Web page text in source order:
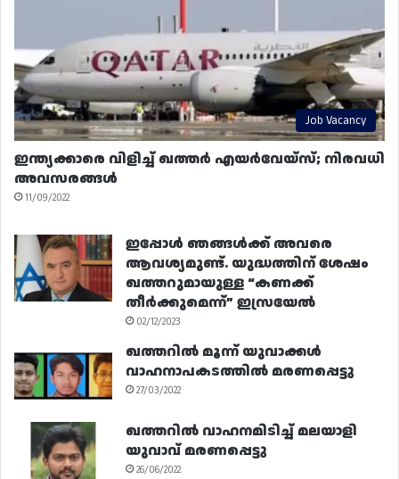
Job Vacancy
ഇന്ത്യക്കാരെ വിളിച്ച് ഖത്തർ എയർവേയ്‌സ്; നിരവധി
അവസരങ്ങൾ
11/09/2022
ഇപ്പോൾ ഞങ്ങൾക്ക് അവരെ
ആവശ്യമുണ്ട്. യുദ്ധത്തിന് ശേഷം
ഖത്തറുമായുള്ള “കണക്ക്
തീർക്കുമെന്ന്” ഇസ്രയേൽ
02/12/2023
ഖത്തറിൽ മൂന്ന് യുവാക്കൾ
വാഹനാപകടത്തിൽ മരണപ്പെട്ടു
27/03/2022
ഖത്തറിൽ വാഹനമിടിച്ച് മലയാളി
യുവാവ് മരണപ്പെട്ടു
26/06/2022